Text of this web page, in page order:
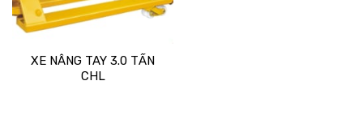
XE NÂNG TAY 3.0 TẤN
CHL